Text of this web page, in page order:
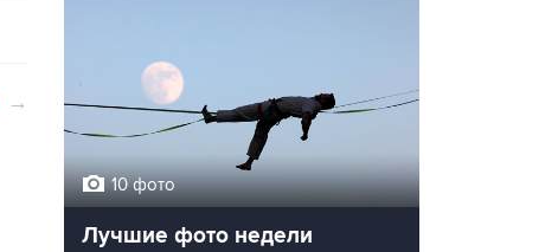
→
10 фото
Лучшие фото недели